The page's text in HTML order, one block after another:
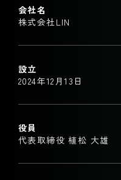
会社名
株式会社LIN
設立
2024年12月13日
役員
代表取締役 植松 大雄